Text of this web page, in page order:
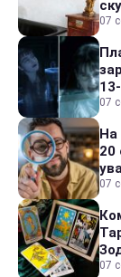
07
07
На
20
07
07